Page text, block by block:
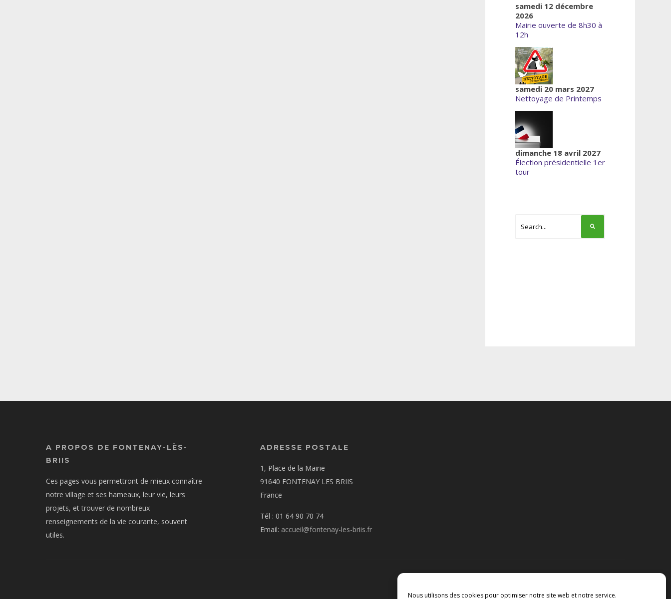
Nous utilisons des cookies pour optimiser notre site web et notre service.
samedi 12 décembre
2026
Mairie ouverte de 8h30 à
12h
samedi 20 mars 2027
Nettoyage de Printemps
dimanche 18 avril 2027
Élection présidentielle 1er
tour
A PROPOS DE FONTENAY-LÈS-
BRIIS
Ces pages vous permettront de mieux connaître
notre village et ses hameaux, leur vie, leurs
projets, et trouver de nombreux
renseignements de la vie courante, souvent
utiles.
ADRESSE POSTALE
1, Place de la Mairie
91640 FONTENAY LES BRIIS
France
Tél : 01 64 90 70 74
Email: accueil@fontenay-les-briis.fr